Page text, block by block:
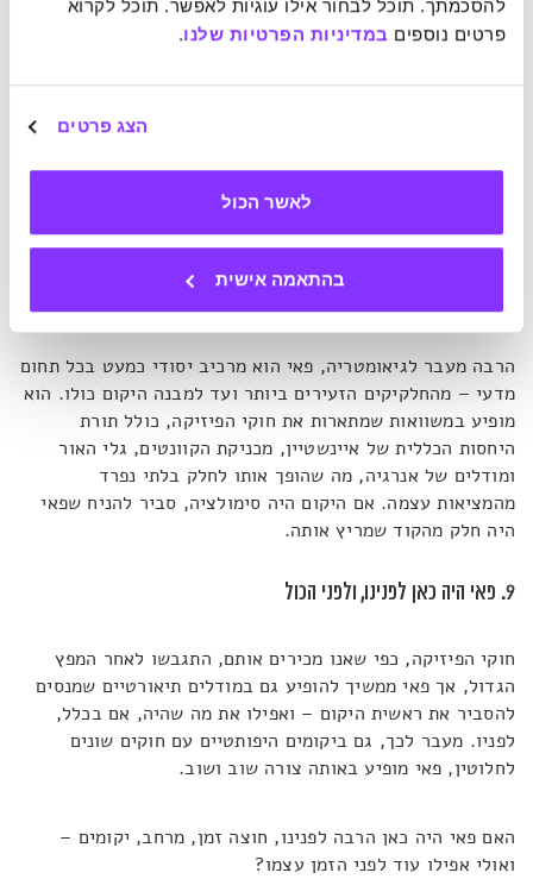
פרטים נוספים במדיניות הפרטיות שלנו.
הצג פרטים
לאשר הכול
בהתאמה אישית
בדפוסים שבהם מחטים נופלות על משטח מסומן, בהתפלגות של
אם המספר פאי חוזר שוב ושוב דווקא במקומות הכאוטיים ביותר
לחיזוי העתיד גם בתחומים שנדמים אקראיים ובלתי צפויים
לחלוטין.
הרבה מעבר לגיאומטריה, פאי הוא מרכיב יסודי כמעט בכל תחום
מדעי – מהחלקיקים הזעירים ביותר ועד למבנה היקום כולו. הוא
מופיע במשוואות שמתארות את חוקי הפיזיקה, כולל תורת
היחסות הכללית של איינשטיין, מכניקת הקוונטים, גלי האור
ומודלים של אנרגיה, מה שהופך אותו לחלק בלתי נפרד
מהמציאות עצמה. אם היקום היה סימולציה, סביר להניח שפאי
היה חלק מהקוד שמריץ אותה.
9. פאי היה כאן לפנינו , ולפני הכול
חוקי הפיזיקה, כפי שאנו מכירים אותם, התגבשו לאחר המפץ
הגדול, אך פאי ממשיך להופיע גם במודלים תיאורטיים שמנסים
להסביר את ראשית היקום – ואפילו את מה שהיה, אם בכלל,
לפניו. מעבר לכך, גם ביקומים היפותטיים עם חוקים שונים
לחלוטין, פאי מופיע באותה צורה שוב ושוב.
האם פאי היה כאן הרבה לפנינו, חוצה זמן, מרחב, יקומים –
ואולי אפילו עוד לפני הזמן עצמו?